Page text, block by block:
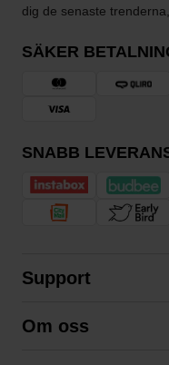
dig de senaste
SÄKER
SNABB
Support
Om oss